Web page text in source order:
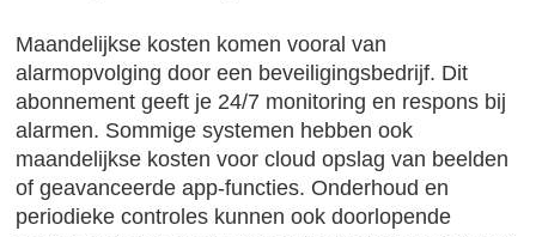
Maandelijkse kosten komen vooral van
alarmopvolging door een beveiligingsbedrijf. Dit
abonnement geeft je 24/7 monitoring en respons bij
alarmen. Sommige systemen hebben ook
maandelijkse kosten voor cloud opslag van beelden
of geavanceerde app-functies. Onderhoud en
periodieke controles kunnen ook doorlopende